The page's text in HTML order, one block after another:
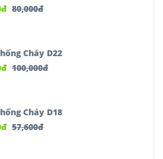
đ 80,000đ
Cháy D22
đ 100,000đ
Cháy D18
đ 57,600đ